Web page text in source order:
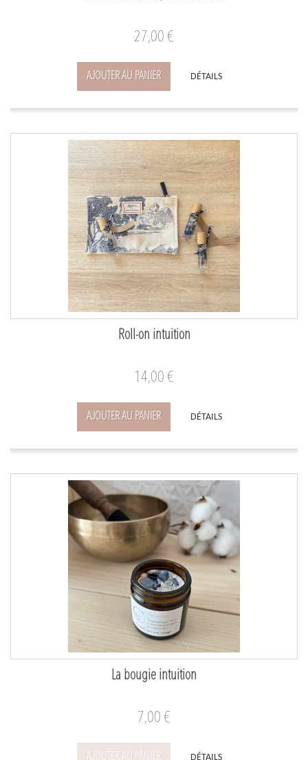
27,00 €
AJOUTER AU PANIER DÉTAILS
Roll-on intuition
14,00 €
AJOUTER AU PANIER DÉTAILS
La bougie intuition
7,00 €
AJOUTER AU PANIER DÉTAILS